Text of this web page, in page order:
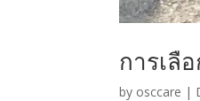
การเลื
by osccare |